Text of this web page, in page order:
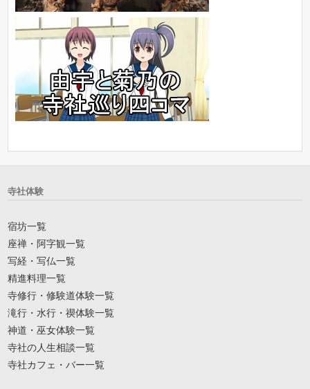
寺社体験
宿坊一覧
座禅・阿字観一覧
写経・写仏一覧
精進料理一覧
寺修行・修験道体験一覧
滝行・水行・禊体験一覧
神道・巫女体験一覧
寺社の人生相談一覧
寺社カフェ・バー一覧